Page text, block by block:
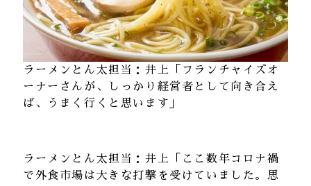
ラーメンとん太担当：井上「フランチャイズオ
ーナーさんが、しっかり経営者として向き合え
ば、うまく行くと思います」
ラーメンとん太担当：井上「ここ数年コロナ禍
で外食市場は大きな打撃を受けていました。思